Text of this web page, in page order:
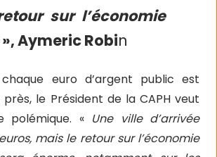
sur l’économie
», Aymeric Robin
euro d’argent public est
le Président de la CAPH veut
polémique. «Une ville d’arrivée
mais le retour sur l’économie